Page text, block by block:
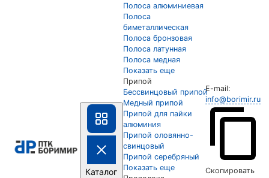
Каталог
Полоса алюминиевая
Полоса
биметаллическая
Полоса бронзовая
Полоса латунная
Полоса медная
Показать еще
Припой
Бессвинцовый припой
Медный припой
Припой для пайки
алюминия
Припой оловянно-
свинцовый
Припой серебряный
Показать еще
E-mail:
info@borimir.ru
Скопировать